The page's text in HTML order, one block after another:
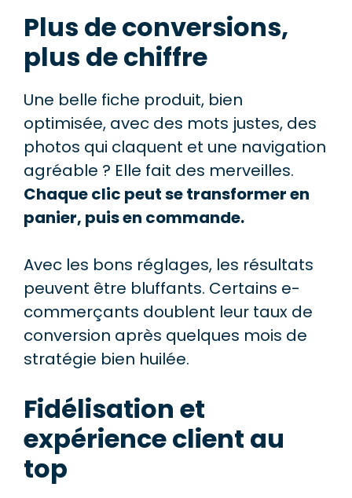
Plus de conversions,
plus de chiffre
Une belle fiche produit, bien
optimisée, avec des mots justes, des
photos qui claquent et une navigation
agréable ? Elle fait des merveilles.
Chaque clic peut se transformer en
panier, puis en commande.
Avec les bons réglages, les résultats
peuvent être bluffants. Certains e-
commerçants doublent leur taux de
conversion après quelques mois de
stratégie bien huilée.
Fidélisation et
expérience client au
top